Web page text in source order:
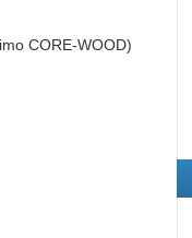
CORE-WOOD)